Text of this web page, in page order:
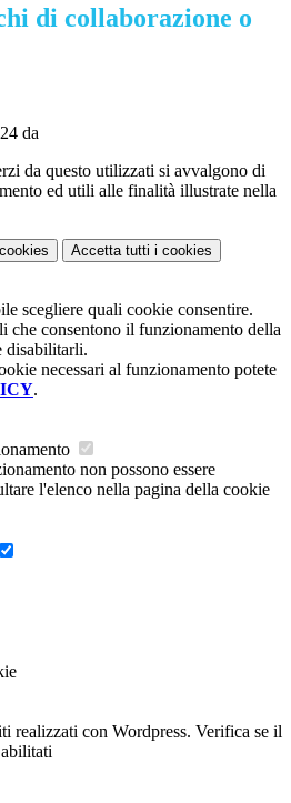
di collaborazione o
da
da questo utilizzati si avvalgono di
ed utili alle finalità illustrate nella
Accetta tutti i cookies
scegliere quali cookie consentire.
che consentono il funzionamento della
disabilitarli.
necessari al funzionamento potete
.
non possono essere
l'elenco nella pagina della cookie
realizzati con Wordpress. Verifica se il